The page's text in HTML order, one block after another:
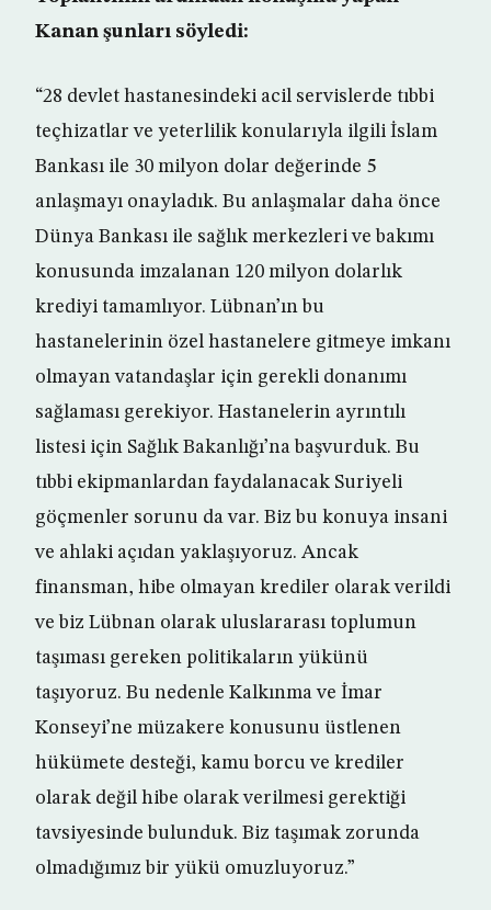
Kanan şunları söyledi:
“28 devlet hastanesindeki acil servislerde tıbbi
teçhizatlar ve yeterlilik konularıyla ilgili İslam
Bankası ile 30 milyon dolar değerinde 5
anlaşmayı onayladık. Bu anlaşmalar daha önce
Dünya Bankası ile sağlık merkezleri ve bakımı
konusunda imzalanan 120 milyon dolarlık
krediyi tamamlıyor. Lübnan’ın bu
hastanelerinin özel hastanelere gitmeye imkanı
olmayan vatandaşlar için gerekli donanımı
sağlaması gerekiyor. Hastanelerin ayrıntılı
listesi için Sağlık Bakanlığı’na başvurduk. Bu
tıbbi ekipmanlardan faydalanacak Suriyeli
göçmenler sorunu da var. Biz bu konuya insani
ve ahlaki açıdan yaklaşıyoruz. Ancak
finansman, hibe olmayan krediler olarak verildi
ve biz Lübnan olarak uluslararası toplumun
taşıması gereken politikaların yükünü
taşıyoruz. Bu nedenle Kalkınma ve İmar
Konseyi’ne müzakere konusunu üstlenen
hükümete desteği, kamu borcu ve krediler
olarak değil hibe olarak verilmesi gerektiği
tavsiyesinde bulunduk. Biz taşımak zorunda
olmadığımız bir yükü omuzluyoruz.”